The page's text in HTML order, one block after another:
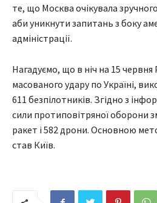
те, що Москва очікувала
аби уникнути запитань з боку
адміністрації.
Нагадуємо, що в ніч на 15 червня
масованого удару по Україні,
611 безпілотників. Згідно з
сили протиповітряної оборони
ракет і 582 дрони. Основною
став Київ.